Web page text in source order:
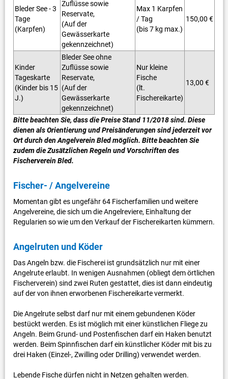
Bleder See - 3
Tage
(Karpfen)
Zuflüsse sowie
Reservate,
(Auf der
Gewässerkarte
gekennzeichnet)
Max 1 Karpfen
/ Tag
(bis 7 kg max.)
150,00 €
Kinder
Tageskarte
(Kinder bis 15
J.)
Bleder See ohne
Zuflüsse sowie
Reservate,
(Auf der
Gewässerkarte
gekennzeichnet)
Nur kleine
Fische
(lt.
Fischereikarte)
13,00 €
Bitte beachten Sie, dass die Preise Stand 11/2018 sind. Diese
dienen als Orientierung und Preisänderungen sind jederzeit vor
Ort durch den Angelverein Bled möglich. Bitte beachten Sie
zudem die Zusätzlichen Regeln und Vorschriften des
Fischerverein Bled.
Fischer- / Angelvereine
Momentan gibt es ungefähr 64 Fischerfamilien und weitere
Angelvereine, die sich um die Angelreviere, Einhaltung der
Regularien so wie um den Verkauf der Fischereikarten kümmern.
Angelruten und Köder
Das Angeln bzw. die Fischerei ist grundsätzlich nur mit einer
Angelrute erlaubt. In wenigen Ausnahmen (obliegt dem örtlichen
Fischerverein) sind zwei Ruten gestattet, dies ist dann eindeutig
auf der von ihnen erworbenen Fischereikarte vermerkt.
Die Angelrute selbst darf nur mit einem gebundenen Köder
bestückt werden. Es ist möglich mit einer künstlichen Fliege zu
Angeln. Beim Grund- und Postenfischen darf ein Haken benutzt
werden. Beim Spinnfischen darf ein künstlicher Köder mit bis zu
drei Haken (Einzel-, Zwilling oder Drilling) verwendet werden.
Lebende Fische dürfen nicht in Netzen gehalten werden.